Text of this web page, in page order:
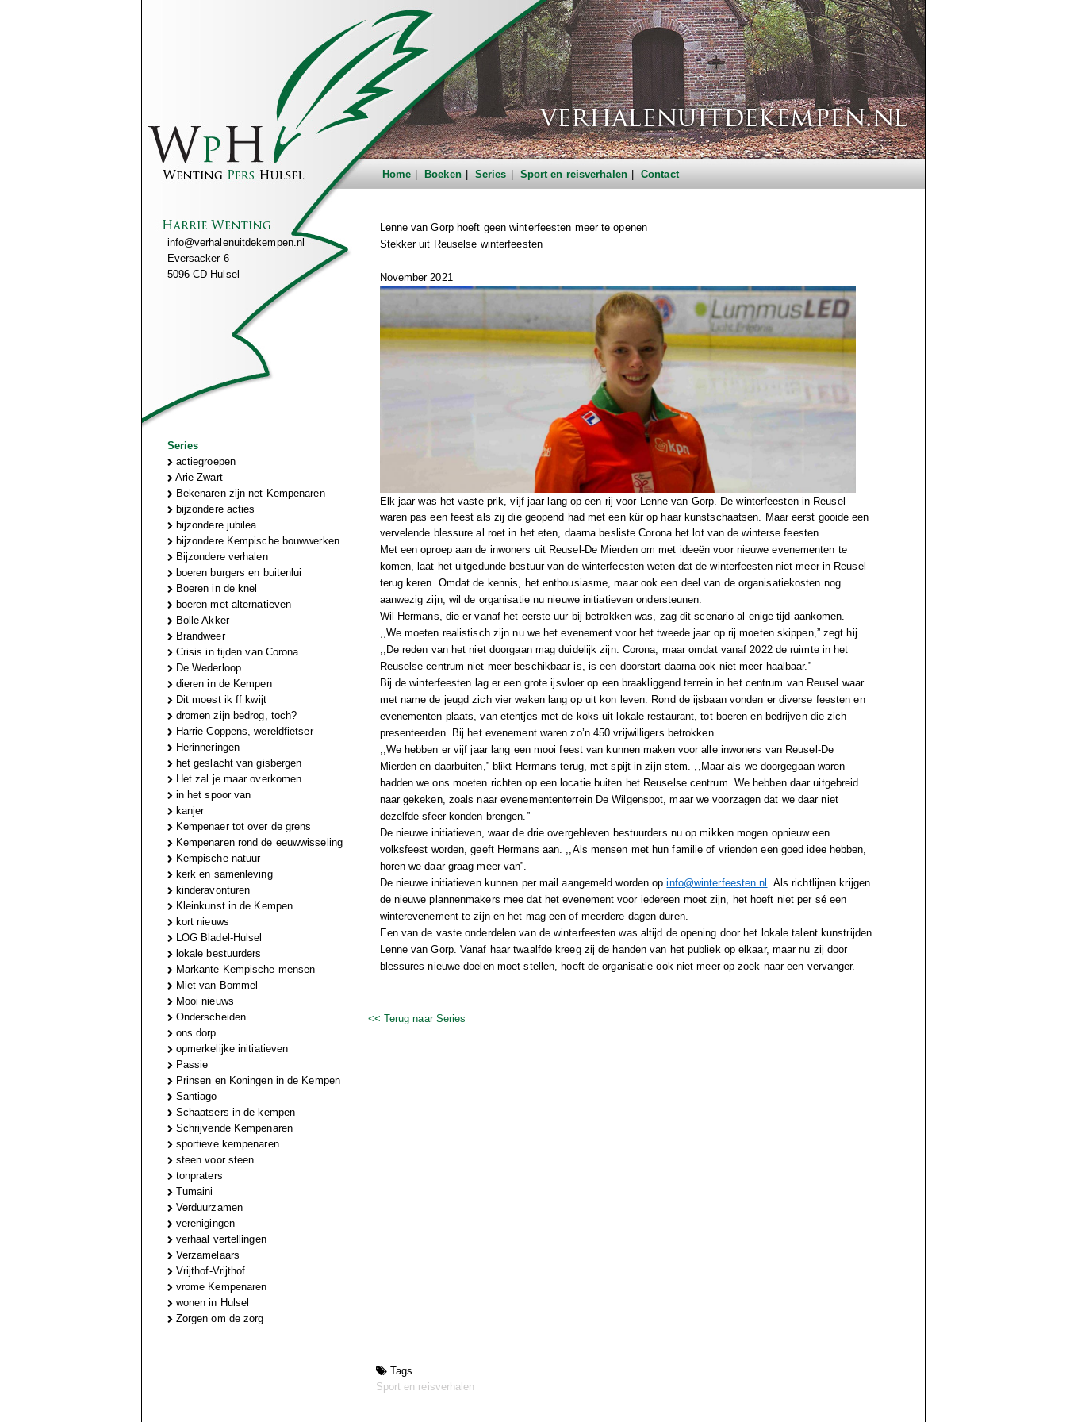
Home Boeken Series Sport en reisverhalen Contact
info@verhalenuitdekempen.nl
Eversacker 6
5096 CD Hulsel
Series
actiegroepen
Arie Zwart
Bekenaren zijn net Kempenaren
bijzondere acties
bijzondere jubilea
bijzondere Kempische bouwwerken
Bijzondere verhalen
boeren burgers en buitenlui
Boeren in de knel
boeren met alternatieven
Bolle Akker
Brandweer
Crisis in tijden van Corona
De Wederloop
dieren in de Kempen
Dit moest ik ff kwijt
dromen zijn bedrog, toch?
Harrie Coppens, wereldfietser
Herinneringen
het geslacht van gisbergen
Het zal je maar overkomen
in het spoor van
kanjer
Kempenaer tot over de grens
Kempenaren rond de eeuwwisseling
Kempische natuur
kerk en samenleving
kinderavonturen
Kleinkunst in de Kempen
kort nieuws
LOG Bladel-Hulsel
lokale bestuurders
Markante Kempische mensen
Miet van Bommel
Mooi nieuws
Onderscheiden
ons dorp
opmerkelijke initiatieven
Passie
Prinsen en Koningen in de Kempen
Santiago
Schaatsers in de kempen
Schrijvende Kempenaren
sportieve kempenaren
steen voor steen
tonpraters
Tumaini
Verduurzamen
verenigingen
verhaal vertellingen
Verzamelaars
Vrijthof-Vrijthof
vrome Kempenaren
wonen in Hulsel
Zorgen om de zorg
Lenne van Gorp hoeft geen winterfeesten meer te openen
Stekker uit Reuselse winterfeesten
November 2021
Elk jaar was het vaste prik, vijf jaar lang op een rij voor Lenne van Gorp. De winterfeesten in Reusel
waren pas een feest als zij die geopend had met een kür op haar kunstschaatsen. Maar eerst gooide een
vervelende blessure al roet in het eten, daarna besliste Corona het lot van de winterse feesten
Met een oproep aan de inwoners uit Reusel-De Mierden om met ideeën voor nieuwe evenementen te
komen, laat het uitgedunde bestuur van de winterfeesten weten dat de winterfeesten niet meer in Reusel
terug keren. Omdat de kennis, het enthousiasme, maar ook een deel van de organisatiekosten nog
aanwezig zijn, wil de organisatie nu nieuwe initiatieven ondersteunen.
Wil Hermans, die er vanaf het eerste uur bij betrokken was, zag dit scenario al enige tijd aankomen.
,,We moeten realistisch zijn nu we het evenement voor het tweede jaar op rij moeten skippen,” zegt hij.
,,De reden van het niet doorgaan mag duidelijk zijn: Corona, maar omdat vanaf 2022 de ruimte in het
Reuselse centrum niet meer beschikbaar is, is een doorstart daarna ook niet meer haalbaar.”
Bij de winterfeesten lag er een grote ijsvloer op een braakliggend terrein in het centrum van Reusel waar
met name de jeugd zich vier weken lang op uit kon leven. Rond de ijsbaan vonden er diverse feesten en
evenementen plaats, van etentjes met de koks uit lokale restaurant, tot boeren en bedrijven die zich
presenteerden. Bij het evenement waren zo’n 450 vrijwilligers betrokken.
,,We hebben er vijf jaar lang een mooi feest van kunnen maken voor alle inwoners van Reusel-De
Mierden en daarbuiten,” blikt Hermans terug, met spijt in zijn stem. ,,Maar als we doorgegaan waren
hadden we ons moeten richten op een locatie buiten het Reuselse centrum. We hebben daar uitgebreid
naar gekeken, zoals naar evenemententerrein De Wilgenspot, maar we voorzagen dat we daar niet
dezelfde sfeer konden brengen.”
De nieuwe initiatieven, waar de drie overgebleven bestuurders nu op mikken mogen opnieuw een
volksfeest worden, geeft Hermans aan. ,,Als mensen met hun familie of vrienden een goed idee hebben,
horen we daar graag meer van”.
De nieuwe initiatieven kunnen per mail aangemeld worden opinfo@winterfeesten.nl . Als richtlijnen krijgen
de nieuwe plannenmakers mee dat het evenement voor iedereen moet zijn, het hoeft niet per sé een
winterevenement te zijn en het mag een of meerdere dagen duren.
Een van de vaste onderdelen van de winterfeesten was altijd de opening door het lokale talent kunstrijden
Lenne van Gorp. Vanaf haar twaalfde kreeg zij de handen van het publiek op elkaar, maar nu zij door
blessures nieuwe doelen moet stellen, hoeft de organisatie ook niet meer op zoek naar een vervanger.
<< Terug naar Series
Tags
Sport en reisverhalen